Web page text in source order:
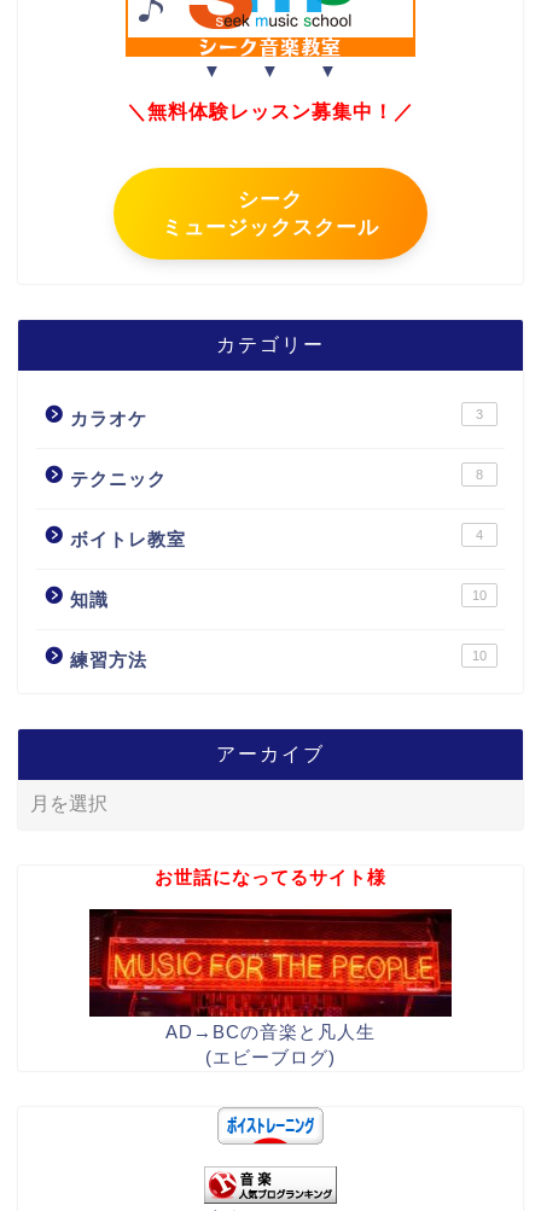
▼ ▼ ▼
＼無料体験レッスン募集中！／
シーク
ミュージックスクール
カテゴリー
カラオケ 3
テクニック 8
ボイトレ教室 4
知識 10
練習方法 10
アーカイブ
お世話になってるサイト様
AD→BCの音楽と凡人生
(エビーブログ)